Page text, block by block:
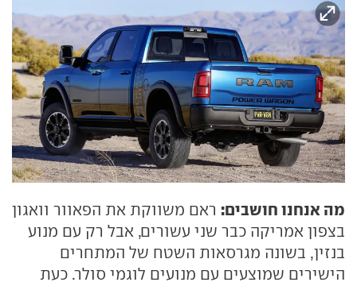
מה אנחנו חושבים: ראם משווקת את הפאוור וואגון
בצפון אמריקה כבר שני עשורים, אבל רק עם מנוע
בנזין, בשונה מגרסאות השטח של המתחרים
הישירים שמוצעים עם מנועים לוגמי סולר. כעת